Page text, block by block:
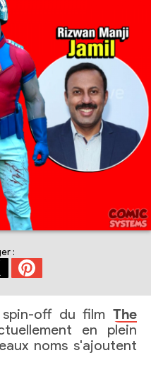
:
off du film The
en plein
noms s'ajoutent